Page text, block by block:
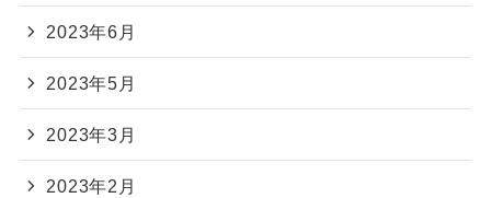
2023年6月
2023年5月
2023年3月
2023年2月